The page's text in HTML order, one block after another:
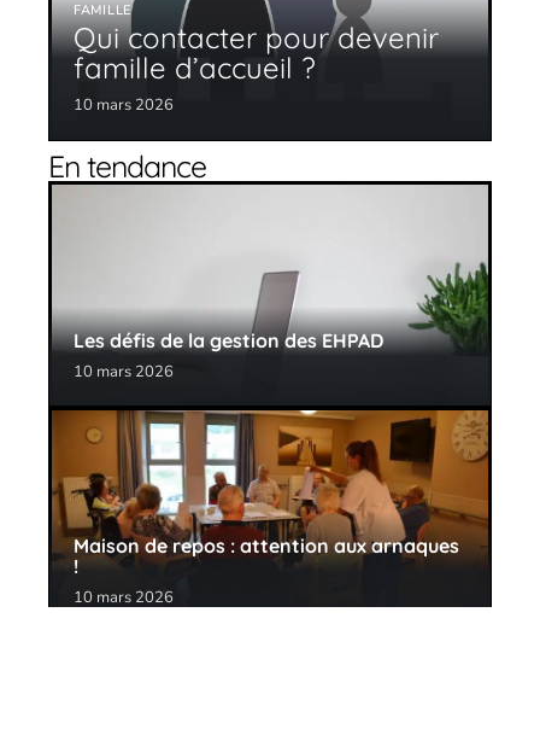
FAMILLE
Qui contacter pour devenir
famille d’accueil ?
10 mars 2026
En tendance
Les défis de la gestion des EHPAD
10 mars 2026
Maison de repos : attention aux arnaques
!
10 mars 2026